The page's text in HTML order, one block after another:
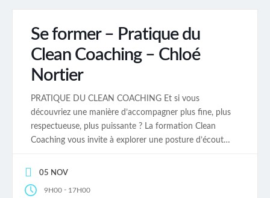
Se former – Pratique du
Clean Coaching – Chloé
Nortier
PRATIQUE DU CLEAN COACHING Et si vous
découvriez une manière d’accompagner plus fine, plus
respectueuse, plus puissante ? La formation Clean
Coaching vous invite à explorer une posture d’écoute
vraiment chez vos clients. Moins d’interprétation. Plus
Coaching : une posture […]
05 NOV
9H00 - 17H00